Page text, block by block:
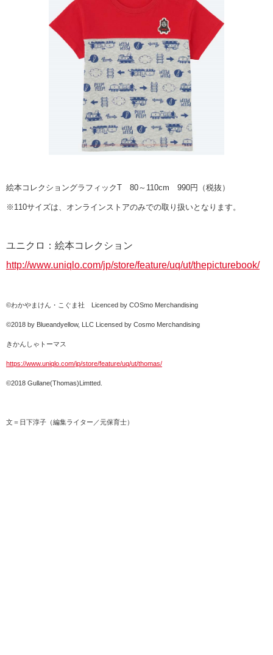
絵本コレクショングラフィックT 80～110cm 990円（税抜）
※110サイズは、オンラインストアのみでの取り扱いとなります。
ユニクロ：絵本コレクション
http://www.uniqlo.com/jp/store/feature/uq/ut/thepicturebook/
©わかやまけん・こぐま社 Licenced by COSmo Merchandising
©2018 by Blueandyellow, LLC Licensed by Cosmo Merchandising
きかんしゃトーマス
https://www.uniqlo.com/jp/store/feature/uq/ut/thomas/
©2018 Gullane(Thomas)Limtted.
文＝日下淳子（編集ライター／元保育士）